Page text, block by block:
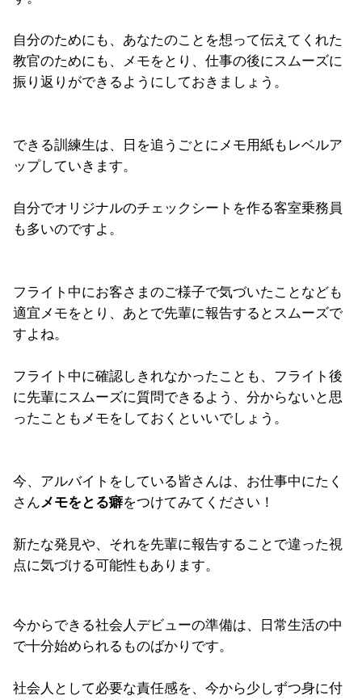
自分のためにも、あなたのことを想って伝えてくれた
教官のためにも、メモをとり、仕事の後にスムーズに
振り返りができるようにしておきましょう。
できる訓練生は、日を追うごとにメモ用紙もレベルア
ップしていきます。
自分でオリジナルのチェックシートを作る客室乗務員
も多いのですよ。
フライト中にお客さまのご様子で気づいたことなども
適宜メモをとり、あとで先輩に報告するとスムーズで
すよね。
フライト中に確認しきれなかったことも、フライト後
に先輩にスムーズに質問できるよう、分からないと思
ったこともメモをしておくといいでしょう。
今、アルバイトをしている皆さんは、お仕事中にたく
さん メモをとる癖をつけてみてください！
新たな発見や、それを先輩に報告することで違った視
点に気づける可能性もあります。
今からできる社会人デビューの準備は、日常生活の中
で十分始められるものばかりです。
社会人として必要な責任感を、今から少しずつ身に付